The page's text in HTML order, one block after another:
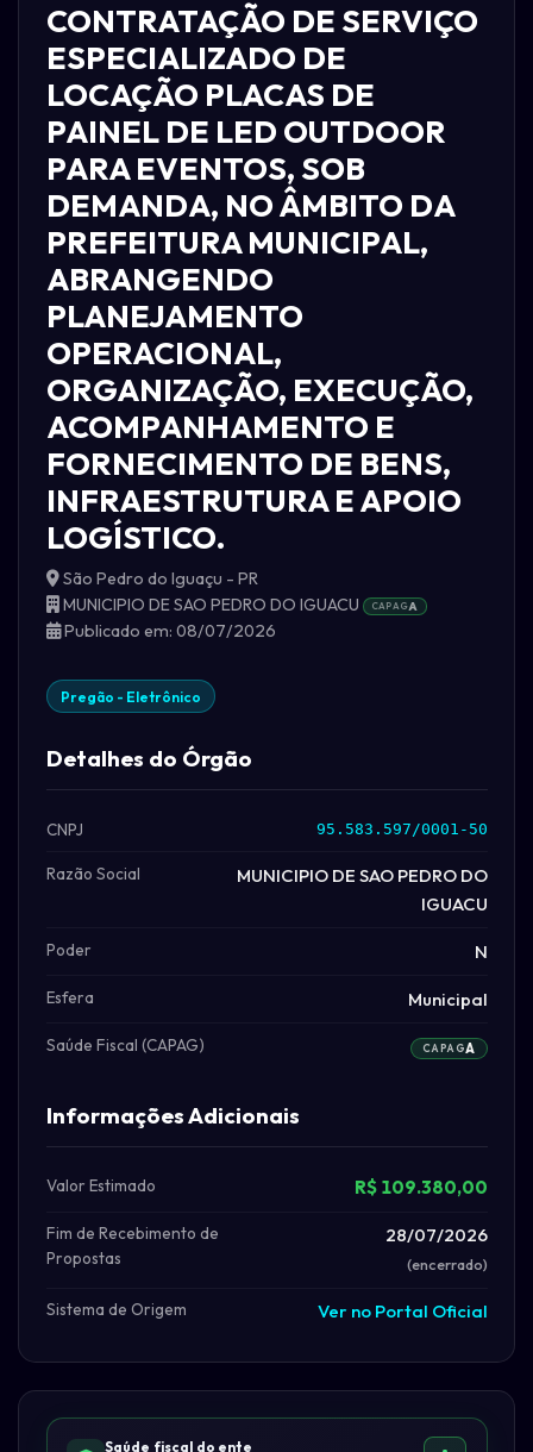
CONTRATAÇÃO DE SERVIÇO
ESPECIALIZADO DE
LOCAÇÃO PLACAS DE
PAINEL DE LED OUTDOOR
PARA EVENTOS, SOB
DEMANDA, NO ÂMBITO DA
PREFEITURA MUNICIPAL,
ABRANGENDO
PLANEJAMENTO
OPERACIONAL,
ORGANIZAÇÃO, EXECUÇÃO,
ACOMPANHAMENTO E
FORNECIMENTO DE BENS,
INFRAESTRUTURA E APOIO
LOGÍSTICO.
São Pedro do Iguaçu - PR
MUNICIPIO DE SAO PEDRO DO IGUACU
CAPAGA
Publicado em: 08/07/2026
Pregão - Eletrônico
Detalhes do Órgão
CNPJ 95.583.597/0001-50
Razão Social
MUNICIPIO DE SAO PEDRO DO
IGUACU
Poder N
Esfera Municipal
Saúde Fiscal (CAPAG) CAPAGA
Informações Adicionais
Valor Estimado R$ 109.380,00
Fim de Recebimento de
Propostas
28/07/2026
(encerrado)
Sistema de Origem Ver no Portal Oficial
Saúde fiscal do ente